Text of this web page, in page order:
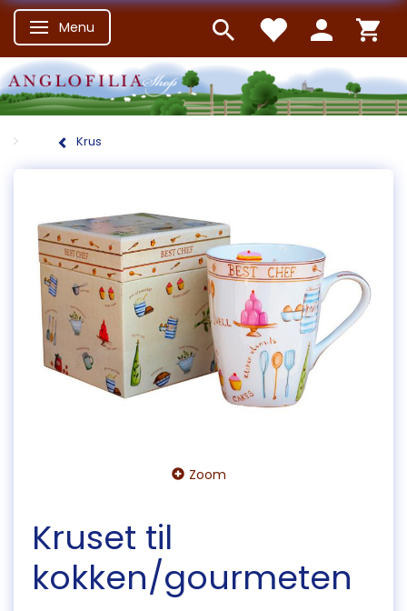
Skifte navigation
Menu
Krus
Zoom
Kruset til
kokken/gourmeten